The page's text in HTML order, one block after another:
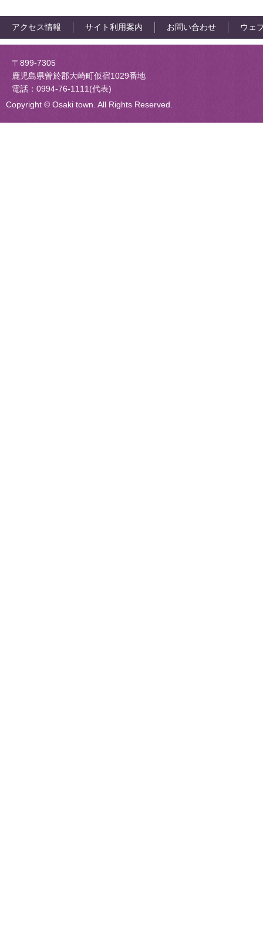
アクセス情報 サイト利用案内 お問い合わせ ウェ
大崎町役場
〒899-7305
鹿児島県曽於郡大崎町仮宿1029番地
電話：0994-76-1111(代表)
Copyright © Osaki town. All Rights Reserved.